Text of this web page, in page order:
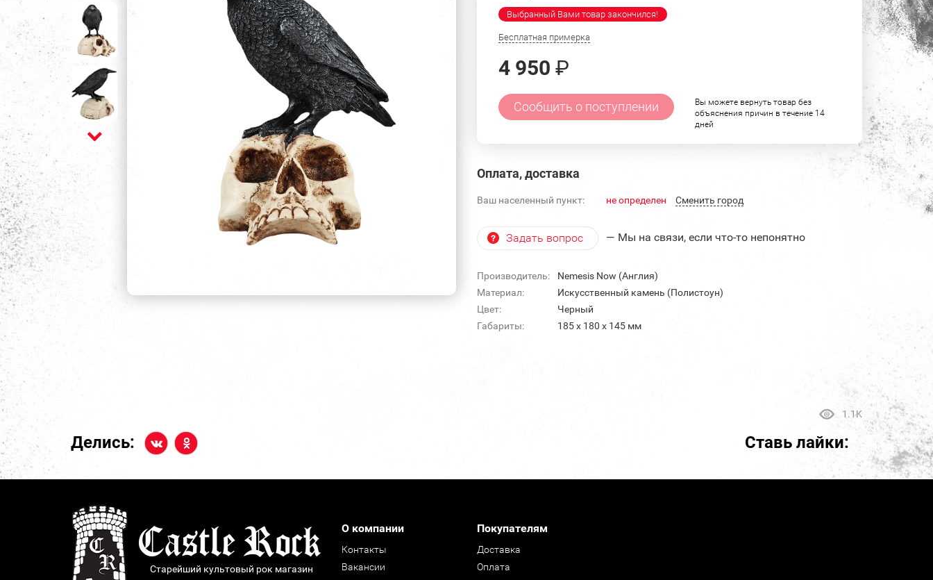
Выбранный Вами товар закончился!
Бесплатная примерка
4 950 ₽
Сообщить о поступлении
Вы можете вернуть товар без
объяснения причин в течение 14
дней
Оплата, доставка
Ваш населенный пункт: не определен Cменить город
Задать вопрос — Мы на связи, если что-то непонятно
Производитель:
Nemesis Now (Англия)
Материал:
Искусственный камень (Полистоун)
Цвет:
Черный
Габариты:
185 х 180 х 145 мм
1.1K
Делись: Ставь лайки:
Старейший культовый рок магазин
О компании
Контакты
Вакансии
Покупателям
Доставка
Оплата